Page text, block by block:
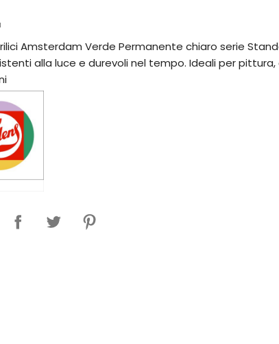
Amsterdam Verde Permanente chiaro serie
alla luce e durevoli nel tempo. Ideali per